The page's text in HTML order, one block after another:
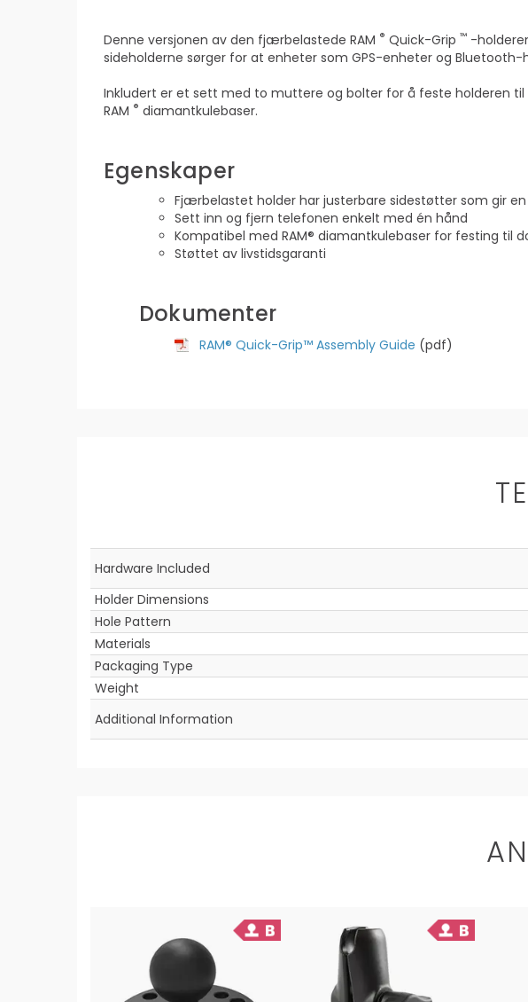
Denne versjonen av den fjærbelastede RAM ® Quick-Grip ™ -
sideholderne sørger for at enheter som GPS-enheter og
Inkludert er et sett med to muttere og bolter for å feste holderen til
RAM ® diamantkulebaser.
Egenskaper
Fjærbelastet holder har justerbare sidestøtter som gir
Sett inn og fjern telefonen enkelt med én hånd
Kompatibel med RAM® diamantkulebaser for festing til
Støttet av livstidsgaranti
Dokumenter
RAM® Quick-Grip™ Assembly Guide (pdf)
Hardware Included
Holder Dimensions
Hole Pattern
Materials
Packaging Type
Weight
Additional Information